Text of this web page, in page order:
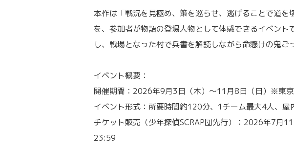
本作は「戦況を見極め、策を巡らせ、逃げることで道を
を、参加者が物語の登場人物として体感できるイベント
し、戦場となった村で兵書を解読しながら命懸けの鬼ご
イベント概要：
開催期間：2026年9月3日（木）〜11月8日（日）※東
イベント形式：所要時間約120分、1チーム最大4人、屋
チケット販売（少年探偵SCRAP団先行）：2026年7月
23:59